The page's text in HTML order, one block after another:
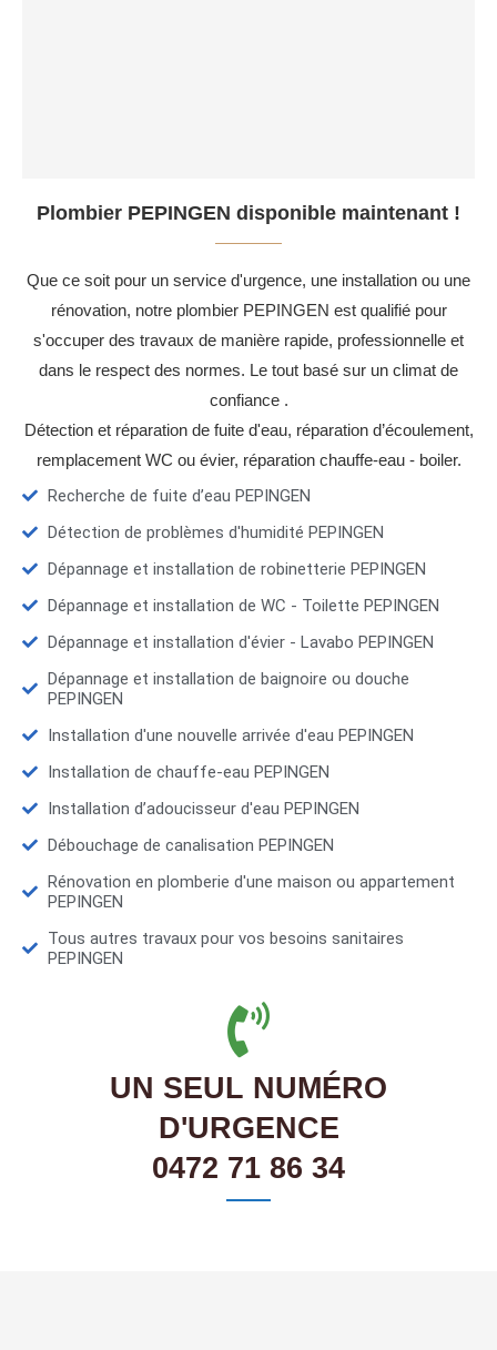
Plombier PEPINGEN disponible maintenant !
Que ce soit pour un service d'urgence, une installation ou une
rénovation, notre plombier PEPINGEN est qualifié pour
s'occuper des travaux de manière rapide, professionnelle et
dans le respect des normes. Le tout basé sur un climat de
confiance .
Détection et réparation de fuite d'eau, réparation d’écoulement,
remplacement WC ou évier, réparation chauffe-eau - boiler.
Recherche de fuite d’eau PEPINGEN
Détection de problèmes d'humidité PEPINGEN
Dépannage et installation de robinetterie PEPINGEN
Dépannage et installation de WC - Toilette PEPINGEN
Dépannage et installation d'évier - Lavabo PEPINGEN
Dépannage et installation de baignoire ou douche
PEPINGEN
Installation d'une nouvelle arrivée d'eau PEPINGEN
Installation de chauffe-eau PEPINGEN
Installation d’adoucisseur d'eau PEPINGEN
Débouchage de canalisation PEPINGEN
Rénovation en plomberie d'une maison ou appartement
PEPINGEN
Tous autres travaux pour vos besoins sanitaires
PEPINGEN
UN SEUL NUMÉRO
D'URGENCE
0472 71 86 34